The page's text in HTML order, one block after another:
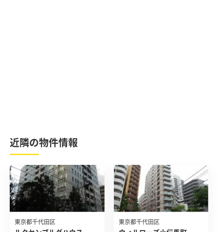
近隣の物件情報
東京都千代田区 東京都千代田区